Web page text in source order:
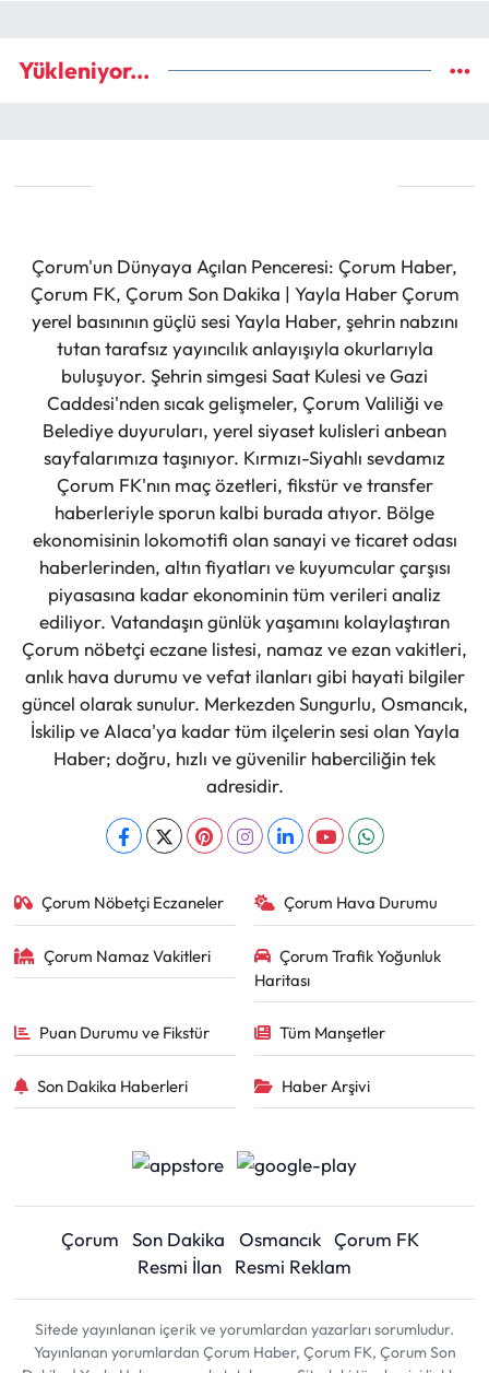
Yükleniyor...
Çorum'un Dünyaya Açılan Penceresi: Çorum Haber,
Çorum FK, Çorum Son Dakika | Yayla Haber Çorum
yerel basınının güçlü sesi Yayla Haber, şehrin nabzını
tutan tarafsız yayıncılık anlayışıyla okurlarıyla
buluşuyor. Şehrin simgesi Saat Kulesi ve Gazi
Caddesi'nden sıcak gelişmeler, Çorum Valiliği ve
Belediye duyuruları, yerel siyaset kulisleri anbean
sayfalarımıza taşınıyor. Kırmızı-Siyahlı sevdamız
Çorum FK'nın maç özetleri, fikstür ve transfer
haberleriyle sporun kalbi burada atıyor. Bölge
ekonomisinin lokomotifi olan sanayi ve ticaret odası
haberlerinden, altın fiyatları ve kuyumcular çarşısı
piyasasına kadar ekonominin tüm verileri analiz
ediliyor. Vatandaşın günlük yaşamını kolaylaştıran
Çorum nöbetçi eczane listesi, namaz ve ezan vakitleri,
anlık hava durumu ve vefat ilanları gibi hayati bilgiler
güncel olarak sunulur. Merkezden Sungurlu, Osmancık,
İskilip ve Alaca'ya kadar tüm ilçelerin sesi olan Yayla
Haber; doğru, hızlı ve güvenilir haberciliğin tek
adresidir.
Çorum Nöbetçi Eczaneler Çorum Hava Durumu
Çorum Namaz Vakitleri
Çorum Trafik Yoğunluk
Haritası
Puan Durumu ve Fikstür Tüm Manşetler
Son Dakika Haberleri Haber Arşivi
Çorum Son Dakika Osmancık Çorum FK
Resmi İlan
Resmi Reklam
Sitede yayınlanan içerik ve yorumlardan yazarları sorumludur.
Yayınlanan yorumlardan Çorum Haber, Çorum FK, Çorum Son